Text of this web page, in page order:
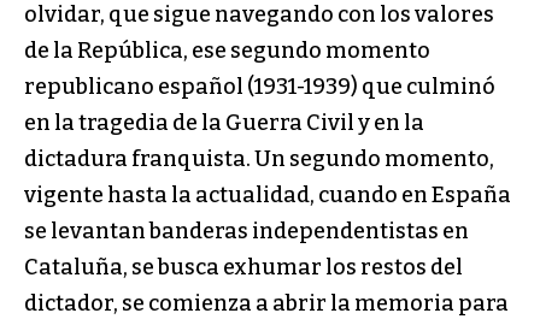
olvidar, que sigue navegando con los valores
de la República, ese segundo momento
republicano español (1931-1939) que culminó
en la tragedia de la Guerra Civil y en la
dictadura franquista. Un segundo momento,
vigente hasta la actualidad, cuando en España
se levantan banderas independentistas en
Cataluña, se busca exhumar los restos del
dictador, se comienza a abrir la memoria para